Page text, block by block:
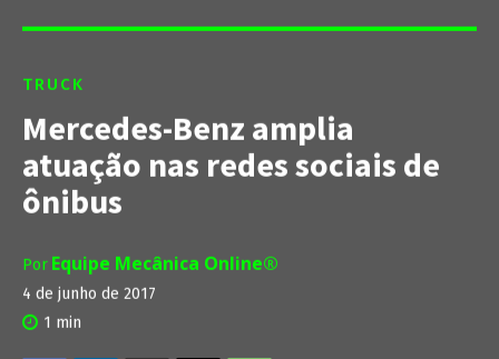
TRUCK
Mercedes-Benz amplia
atuação nas redes sociais de
ônibus
Por Equipe Mecânica Online®
4 de junho de 2017
1 min